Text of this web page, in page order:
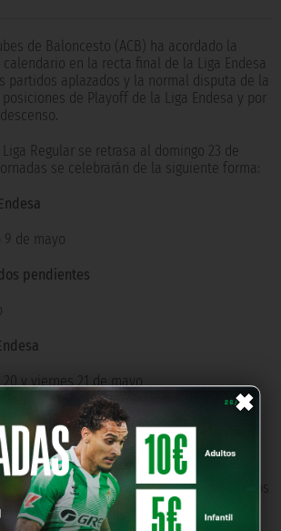
×
de Baloncesto (ACB) ha acordado la
en la recta final de la Liga Endesa
partidos aplazados y la normal disputa de la
de Playoff de la Liga Endesa y por
Regular se retrasa al domingo 23 de
se celebrarán de la siguiente forma:
9 de mayo
pendientes
y viernes 21 de mayo
el calendario completo de todos los
finales.